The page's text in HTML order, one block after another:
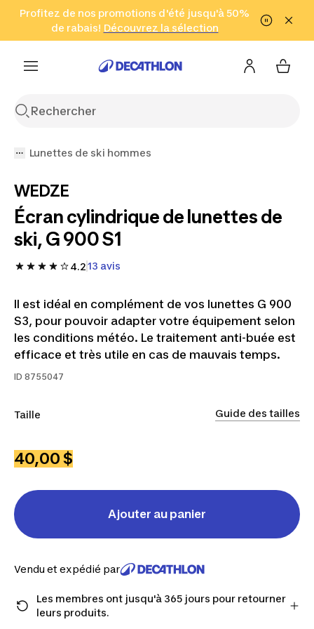
Aller à la recherche Aller au contenu Aller au pied de
Profitez de nos promotions d'été jusqu'à 50%
de rabais! Découvrez la sélection
Cliquez ici
en seulement 2 h!
(Zones sélectionnées)
Lunettes de ski hommes
WEDZE
Écran cylindrique de lunettes de
ski, G 900 S1
4.213 avis
Il est idéal en complément de vos lunettes G 900
S3, pour pouvoir adapter votre équipement selon
les conditions météo. Le traitement anti-buée est
efficace et très utile en cas de mauvais temps.
ID 8755047
Taille
Guide des tailles
40,00 $
Ajouter au panier
Vendu et expédié par
Les membres ont jusqu'à 365 jours pour retourner
leurs produits.